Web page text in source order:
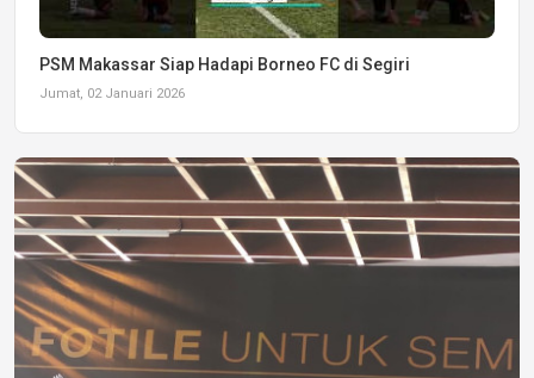
PSM Makassar Siap Hadapi Borneo FC di Segiri
Jumat, 02 Januari 2026